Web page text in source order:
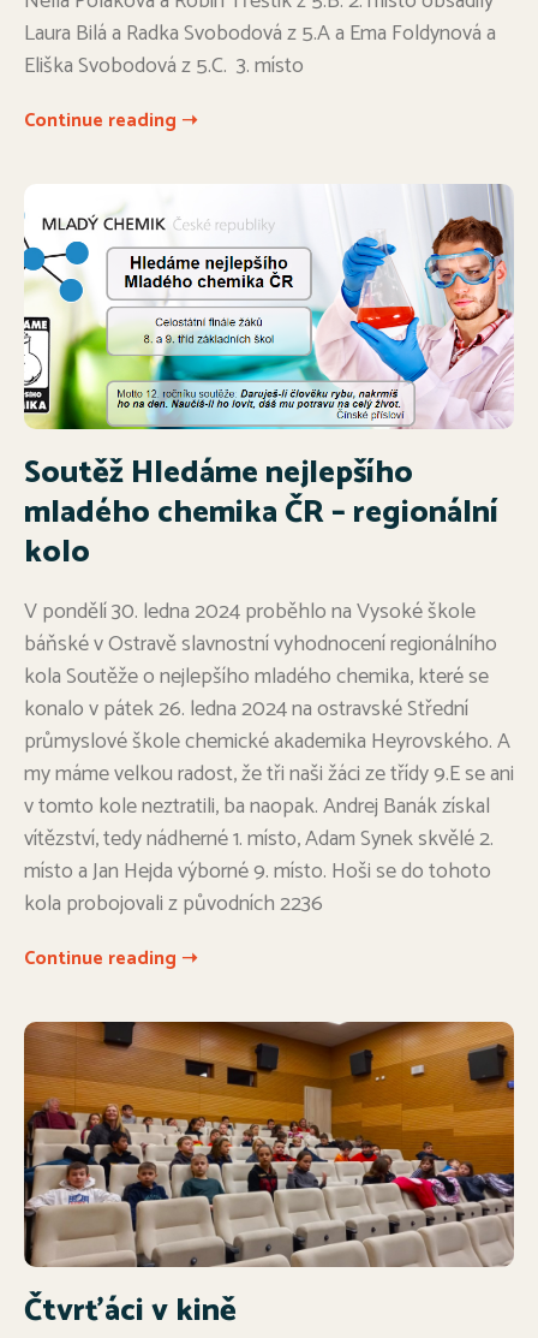
Laura Bilá a Radka Svobodová z 5.A a Ema Foldynová a
Eliška Svobodová z 5.C. 3. místo
Continue reading ➝
Soutěž Hledáme nejlepšího
mladého chemika ČR – regionální
kolo
V pondělí 30. ledna 2024 proběhlo na Vysoké škole
báňské v Ostravě slavnostní vyhodnocení regionálního
kola Soutěže o nejlepšího mladého chemika, které se
konalo v pátek 26. ledna 2024 na ostravské Střední
průmyslové škole chemické akademika Heyrovského. A
my máme velkou radost, že tři naši žáci ze třídy 9.E se ani
v tomto kole neztratili, ba naopak. Andrej Banák získal
vítězství, tedy nádherné 1. místo, Adam Synek skvělé 2.
místo a Jan Hejda výborné 9. místo. Hoši se do tohoto
kola probojovali z původních 2236
Continue reading ➝
Čtvrťáci v kině